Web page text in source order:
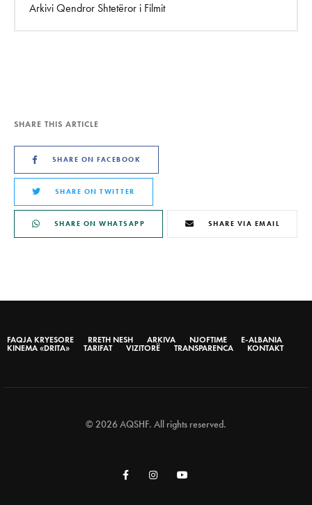
Arkivi Qendror Shtetëror i Filmit
SHARE THIS ARTICLE
SHARE ON FACEBOOK
SHARE ON TWITTER
SHARE ON WHATSAPP SHARE VIA EMAIL
FAQJA KRYESORE RRETH NESH ARKIVA NJOFTIME
E-ALBANIA
KINEMA «DRITA»
TARIFAT VIZITORË TRANSPARENCA KONTAKT
© 2026 AQSHF. All rights reserved.